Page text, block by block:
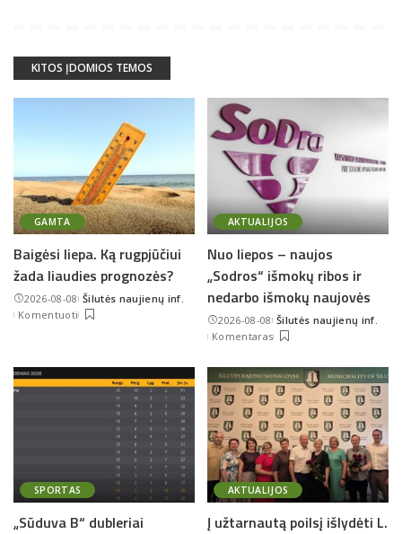
KITOS ĮDOMIOS TEMOS
GAMTA
Baigėsi liepa. Ką rugpjūčiui
žada liaudies prognozės?
2026-08-08Posted
by
Šilutės naujienų inf.
Komentuoti
AKTUALIJOS
Nuo liepos – naujos
„Sodros“ išmokų ribos ir
nedarbo išmokų naujovės
2026-08-08Posted
by
Šilutės naujienų inf.
Komentaras
SPORTAS
„Sūduva B“ dubleriai
AKTUALIJOS
Į užtarnautą poilsį išlydėti L.